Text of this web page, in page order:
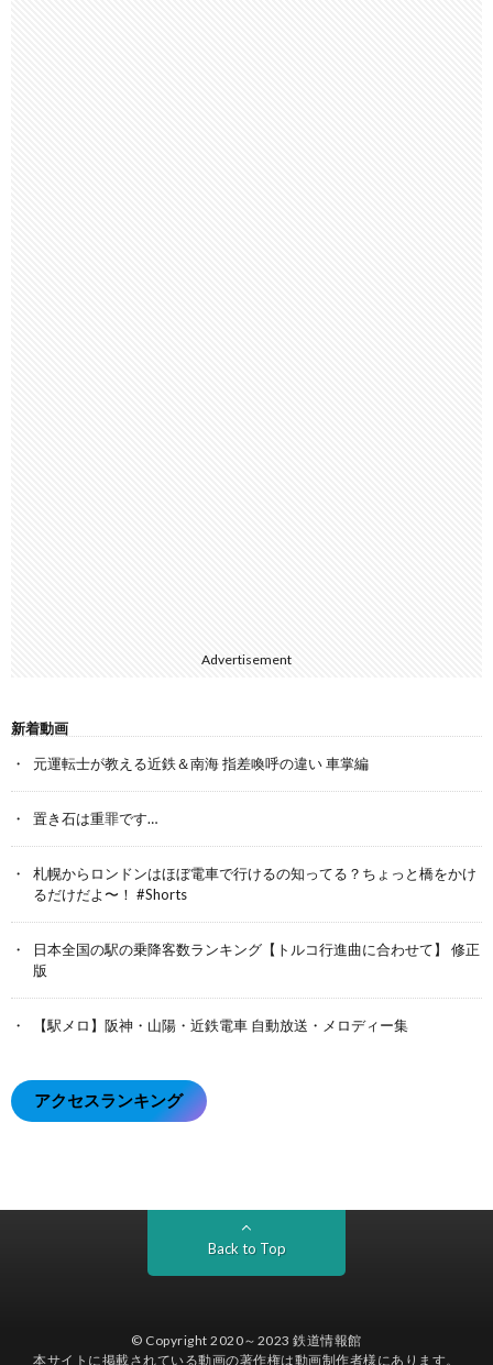
Advertisement
新着動画
元運転士が教える近鉄＆南海 指差喚呼の違い 車掌編
置き石は重罪です…
札幌からロンドンはほぼ電車で行けるの知ってる？ちょっと橋をかけ
るだけだよ〜！ #Shorts
日本全国の駅の乗降客数ランキング【トルコ行進曲に合わせて】 修正
版
【駅メロ】阪神・山陽・近鉄電車 自動放送・メロディー集
アクセスランキング
Back to Top
© Copyright 2020～2023鉄道情報館
本サイトに掲載されている動画の著作権は動画制作者様にあります。